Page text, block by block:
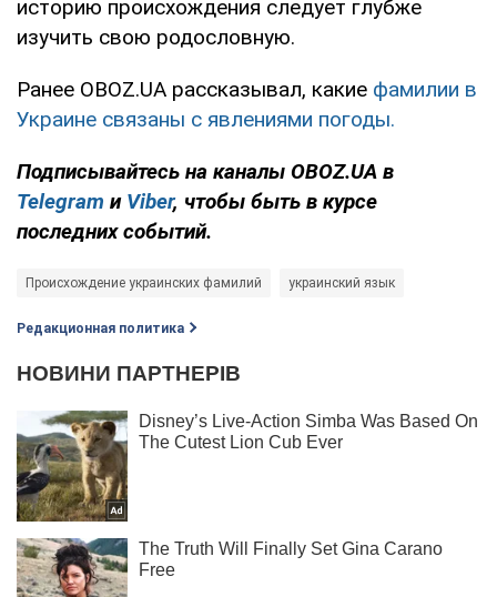
историю происхождения следует глубже
изучить свою родословную.
Ранее OBOZ.UA рассказывал, какие фамилии в
Украине связаны с явлениями погоды.
Подписывайтесь на каналы OBOZ.UA в
Telegram и Viber, чтобы быть в курсе
последних событий.
Происхождение украинских фамилий украинский язык
Редакционная политика